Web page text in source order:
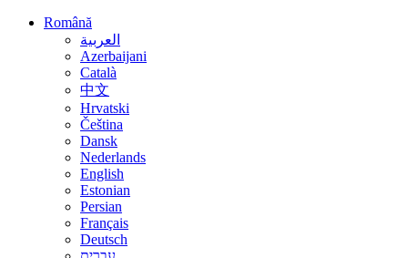
Română
العربية
Azerbaijani
Català
中文
Hrvatski
Čeština
Dansk
Nederlands
English
Estonian
Persian
Français
Deutsch